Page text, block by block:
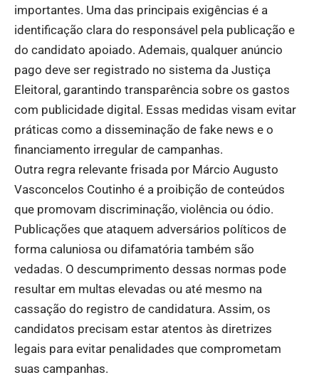
importantes. Uma das principais exigências é a
identificação clara do responsável pela publicação e
do candidato apoiado. Ademais, qualquer anúncio
pago deve ser registrado no sistema da Justiça
Eleitoral, garantindo transparência sobre os gastos
com publicidade digital. Essas medidas visam evitar
práticas como a disseminação de fake news e o
financiamento irregular de campanhas.
Outra regra relevante frisada por Márcio Augusto
Vasconcelos Coutinho é a proibição de conteúdos
que promovam discriminação, violência ou ódio.
Publicações que ataquem adversários políticos de
forma caluniosa ou difamatória também são
vedadas. O descumprimento dessas normas pode
resultar em multas elevadas ou até mesmo na
cassação do registro de candidatura. Assim, os
candidatos precisam estar atentos às diretrizes
legais para evitar penalidades que comprometam
suas campanhas.